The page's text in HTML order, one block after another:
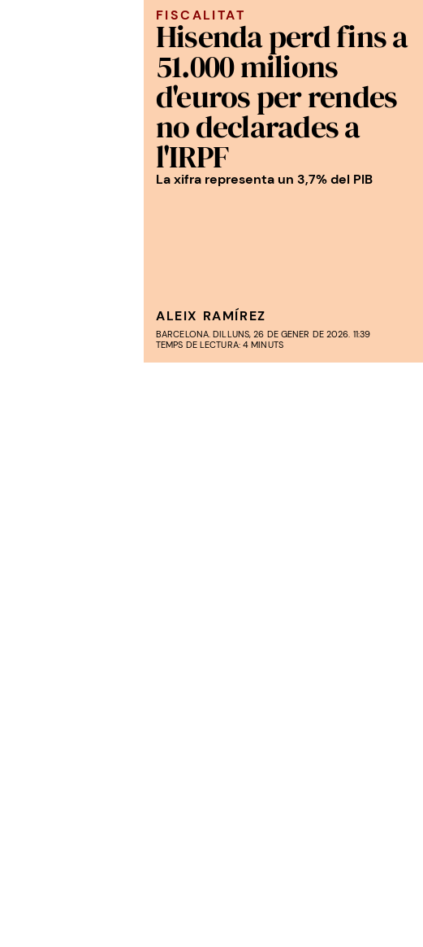
FISCALITAT
Hisenda perd fins a
51.000 milions
d'euros per rendes
no declarades a
l'IRPF
La xifra representa un 3,7% del PIB
ALEIX RAMÍREZ
BARCELONA. DILLUNS, 26 DE GENER DE 2026. 11:39
TEMPS DE LECTURA: 4 MINUTS